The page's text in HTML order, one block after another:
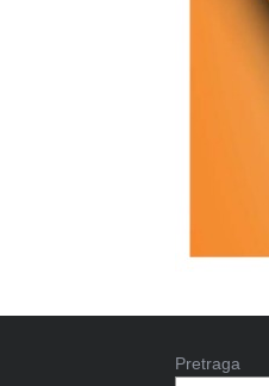
Pretraga